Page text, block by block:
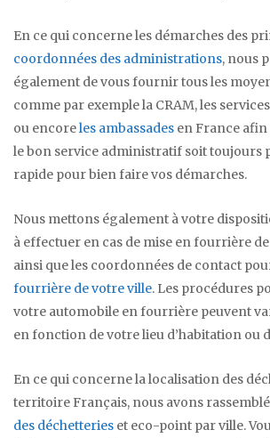
En ce qui concerne les démarches des
coordonnées des administrations, nous
également de vous fournir tous les
comme par exemple la CRAM, les
ou encoreles ambassades en France
le bon service administratif soit toujours
rapide pour bien faire vos démarches.
Nous mettons également à votre
à effectuer en cas de mise en fourrière
ainsi que les coordonnées de contact
fourrière de votre ville. Les procédures
votre automobile en fourrière peuvent
en fonction de votre lieu d’habitation ou
En ce qui concerne la localisation des
territoire Français, nous avons
des déchetteries et eco-point par ville.